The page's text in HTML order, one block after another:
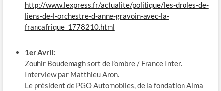
http://www.lexpress.fr/actualite/politique/les-droles-de-
liens-de-l-orchestre-d-anne-gravoin-avec-la-
francafrique_1778210.html
1er Avril:
Zouhir Boudemagh sort de l’ombre / France Inter.
Interview par Matthieu Aron.
Le président de PGO Automobiles, de la fondation Alma